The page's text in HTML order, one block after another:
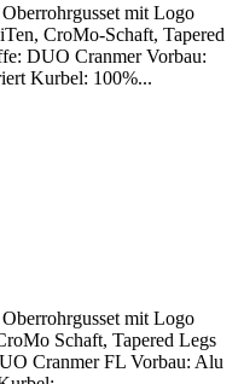
mit Logo
CroMo-Schaft, Tapered
DUO Cranmer Vorbau:
Kurbel: 100%...
mit Logo
Schaft, Tapered Legs
Cranmer FL Vorbau: Alu